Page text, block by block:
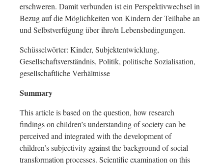
erschweren. Damit verbunden ist ein Perspektivwechsel in
Bezug auf die Möglichkeiten von Kindern der Teilhabe an
und Selbstverfügung über ihre/n Lebensbedingungen.
Schüsselwörter: Kinder, Subjektentwicklung,
Gesellschaftsverständnis, Politik, politische Sozialisation,
gesellschaftliche Verhältnisse
Summary
This article is based on the question, how research
findings on children’s understanding of society can be
perceived and integrated with the development of
children’s subjectivity against the background of social
transformation processes. Scientific examination on this